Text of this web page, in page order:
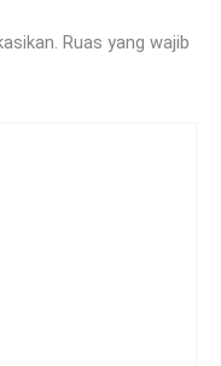
Ruas yang wajib